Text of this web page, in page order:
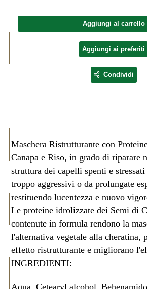
Aggiungi al carrello
Aggiungi ai preferiti
Condividi
Maschera Ristrutturante con
Canapa e Riso, in grado di riparare
struttura dei capelli spenti e
troppo aggressivi o da prolungate
restituendo lucentezza e nuovo
Le proteine idrolizzate dei Semi di
contenute in formula rendono la
l'alternativa vegetale alla cheratina,
effetto ristrutturante e migliorano
INGREDIENTI:
Aqua, Cetearyl alcohol,